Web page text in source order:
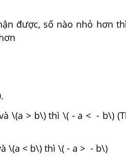
được, số nào nhỏ hơn
\(a > b\) thì \( - a < - b\)
\(a < b\) thì \( - a > - b\)